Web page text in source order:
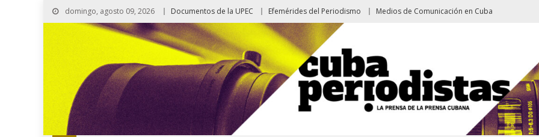
domingo, agosto 09, 2026 Documentos de la UPEC Efemérides del Periodismo Medios de Comunicación en Cuba